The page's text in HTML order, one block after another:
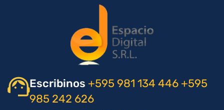
Escribinos +595 981 134 446 +595
985 242 626